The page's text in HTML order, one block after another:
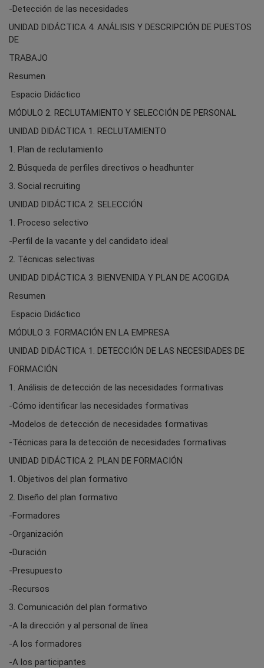
-Detección de las necesidades
UNIDAD DIDÁCTICA 4. ANÁLISIS Y DESCRIPCIÓN DE PUESTOS
DE
TRABAJO
Resumen
Espacio Didáctico
MÓDULO 2. RECLUTAMIENTO Y SELECCIÓN DE PERSONAL
UNIDAD DIDÁCTICA 1. RECLUTAMIENTO
1. Plan de reclutamiento
2. Búsqueda de perfiles directivos o headhunter
3. Social recruiting
UNIDAD DIDÁCTICA 2. SELECCIÓN
1. Proceso selectivo
-Perfil de la vacante y del candidato ideal
2. Técnicas selectivas
UNIDAD DIDÁCTICA 3. BIENVENIDA Y PLAN DE ACOGIDA
Resumen
Espacio Didáctico
MÓDULO 3. FORMACIÓN EN LA EMPRESA
UNIDAD DIDÁCTICA 1. DETECCIÓN DE LAS NECESIDADES DE
FORMACIÓN
1. Análisis de detección de las necesidades formativas
-Cómo identificar las necesidades formativas
-Modelos de detección de necesidades formativas
-Técnicas para la detección de necesidades formativas
UNIDAD DIDÁCTICA 2. PLAN DE FORMACIÓN
1. Objetivos del plan formativo
2. Diseño del plan formativo
-Formadores
-Organización
-Duración
-Presupuesto
-Recursos
3. Comunicación del plan formativo
-A la dirección y al personal de línea
-A los formadores
-A los participantes